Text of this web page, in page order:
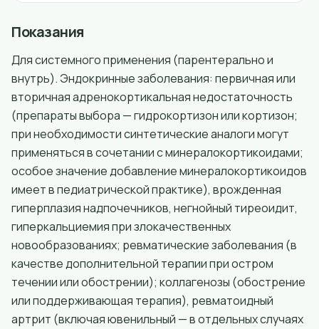
Показания
Для системного применения (парентерально и
внутрь). Эндокринные заболевания: первичная или
вторичная адренокортикальная недостаточность
(препараты выбора — гидрокортизон или кортизон;
при необходимости синтетические аналоги могут
применяться в сочетании с минералокортикоидами;
особое значение добавление минералокортикоидов
имеет в педиатрической практике), врожденная
гиперплазия надпочечников, негнойный тиреоидит,
гиперкальциемия при злокачественных
новообразованиях; ревматические заболевания (в
качестве дополнительной терапии при остром
течении или обострении); коллагенозы (обострение
или поддерживающая терапия), ревматоидный
артрит (включая ювенильный — в отдельных случаях